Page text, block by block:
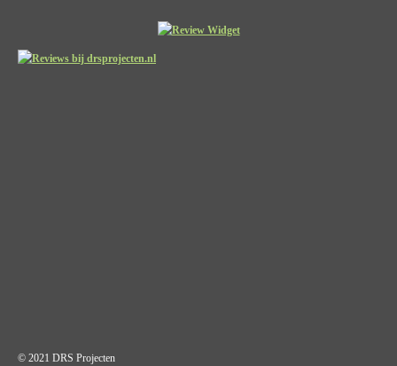
© 2021 DRS Projecten